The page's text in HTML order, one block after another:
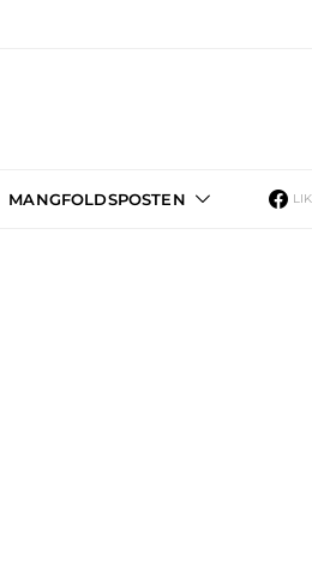
MANGFOLDSPOSTEN